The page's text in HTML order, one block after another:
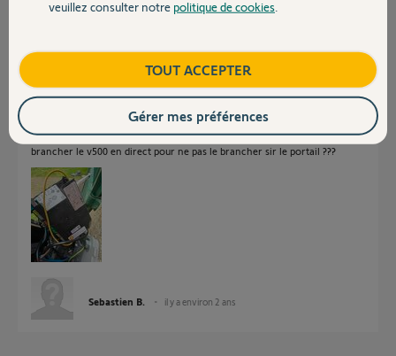
Contact
Bonjour, non il n’y a rien de brancher sur star hormis le v500. Si je les
déconnecte le portail fonctionne à nouveaux. Y a t’il peut être moyen de
brancher le v500 en direct pour ne pas le brancher sir le portail ???
Sebastien B. il y a environ 2 ans
veuillez consulter notre politique de cookies
TOUT ACCEPTER
Gérer mes préférences